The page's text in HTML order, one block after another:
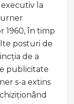
la
1960, în timp
posturi de
de a
publicitate
s-a extins